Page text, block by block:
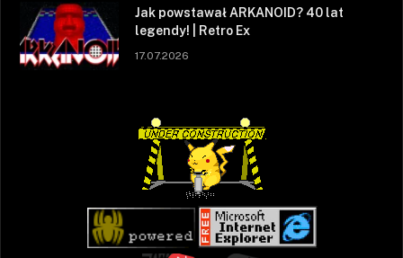
Jak powstawał ARKANOID? 40 lat
legendy! | Retro Ex
17.07.2026